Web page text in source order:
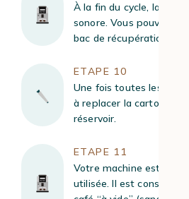
À la fin du cycle, la
sonore. Vous pouvez
bac de récupération
ETAPE 10
Une fois toutes les
à replacer la cartouche
réservoir.
ETAPE 11
Votre machine est
utilisée. Il est conseillé